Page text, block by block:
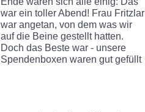
war ein toller Abend! Frau Fritzlar
war angetan, von dem was wir
auf die Beine gestellt hatten.
Doch das Beste war - unsere
Spendenboxen waren gut gefüllt